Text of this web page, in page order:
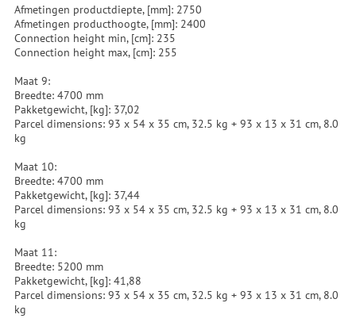
Afmetingen productdiepte, [mm]: 2750
Afmetingen producthoogte, [mm]: 2400
Connection height min, [cm]: 235
Connection height max, [cm]: 255
Maat 9:
Breedte: 4700 mm
Pakketgewicht, [kg]: 37,02
Parcel dimensions: 93 x 54 x 35 cm, 32.5 kg + 93 x 13 x 31 cm, 8.0
kg
Maat 10:
Breedte: 4700 mm
Pakketgewicht, [kg]: 37,44
Parcel dimensions: 93 x 54 x 35 cm, 32.5 kg + 93 x 13 x 31 cm, 8.0
kg
Maat 11:
Breedte: 5200 mm
Pakketgewicht, [kg]: 41,88
Parcel dimensions: 93 x 54 x 35 cm, 32.5 kg + 93 x 13 x 31 cm, 8.0
kg